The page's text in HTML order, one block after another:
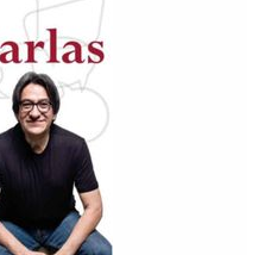
julioastilleroCuent
a cuenta BBVA a
López:
320 01539408017